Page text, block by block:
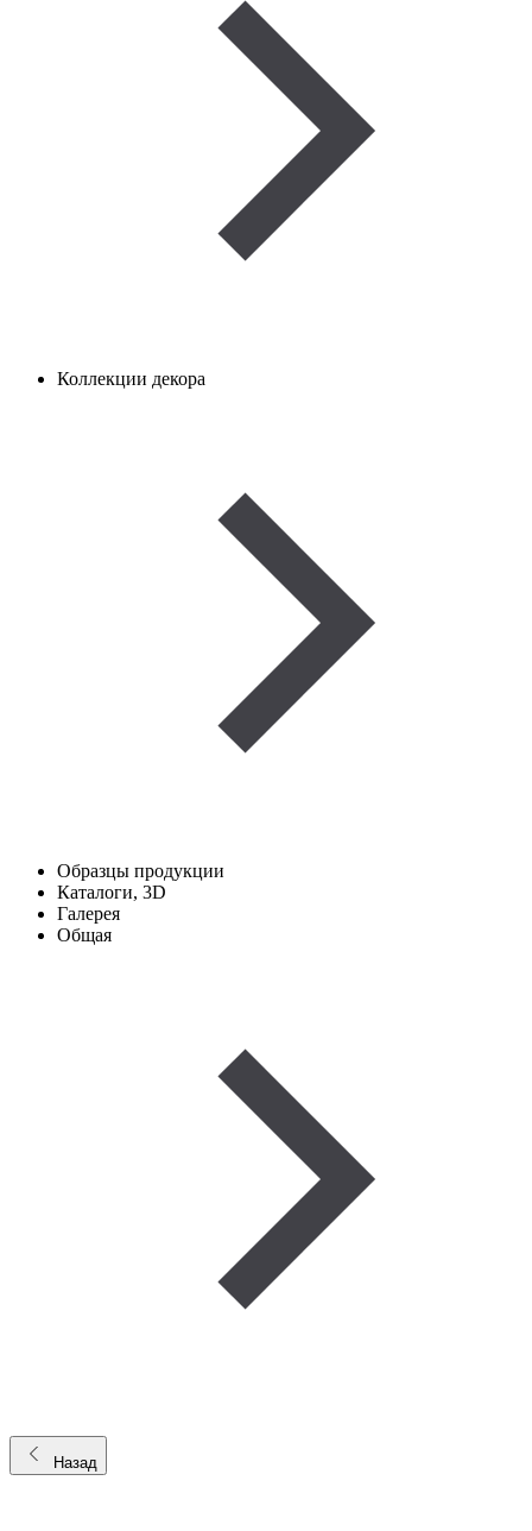
Коллекции декора
Образцы продукции
Каталоги, 3D
Галерея
Общая
Назад